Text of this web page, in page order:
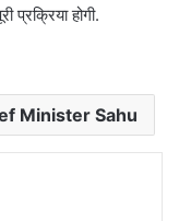
प्रक्रिया होगी.
Minister Sahu